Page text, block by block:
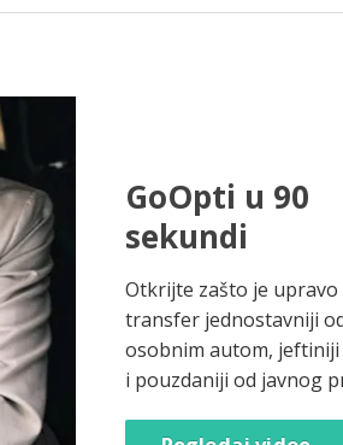
GoOpti u 90
sekundi
Otkrijte zašto je upravo
transfer jednostavniji
osobnim autom, jeftiniji
i pouzdaniji od javnog